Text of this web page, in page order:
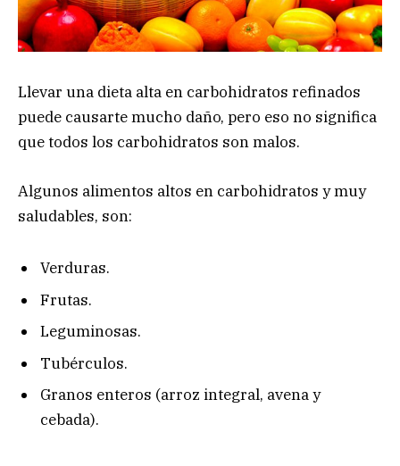
Llevar una dieta alta en carbohidratos refinados
puede causarte mucho daño, pero eso no significa
que todos los carbohidratos son malos.
Algunos alimentos altos en carbohidratos y muy
saludables, son:
Verduras.
Frutas.
Leguminosas.
Tubérculos.
Granos enteros (arroz integral, avena y
cebada).